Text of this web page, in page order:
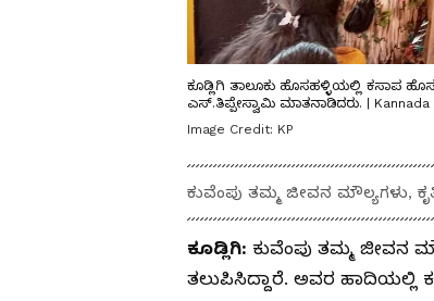
ಕೂಡ್ಲಿಗಿ ತಾಲೂಕು ಹೊಸಹಳ್ಳಿಯಲ್ಲಿ ಕಸಾಪ
ಎಸ್.ತಿಪ್ಪೇಸ್ವಾಮಿ ಮಾತನಾಡಿದರು. | Kannada
Image Credit: KP
ಕುವೆಂಪು ತಮ್ಮ ಜೀವನ ಮೌಲ್ಯಗಳು,
ಕೂಡ್ಲಿಗಿ: ಕುವೆಂಪು ತಮ್ಮ ಜೀವನ
ತಲುಪಿಸಿದ್ದಾರೆ. ಅವರ ಹಾದಿಯಲ್ಲಿ